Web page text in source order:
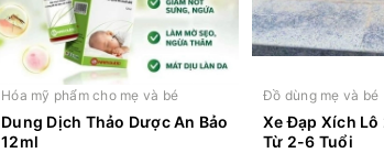
Hóa mỹ phẩm cho mẹ và bé
Dung Dịch Thảo Dược An Bảo
12ml
Đồ dùng mẹ và bé
Xe Đạp Xích Lô
Từ 2-6 Tuổi